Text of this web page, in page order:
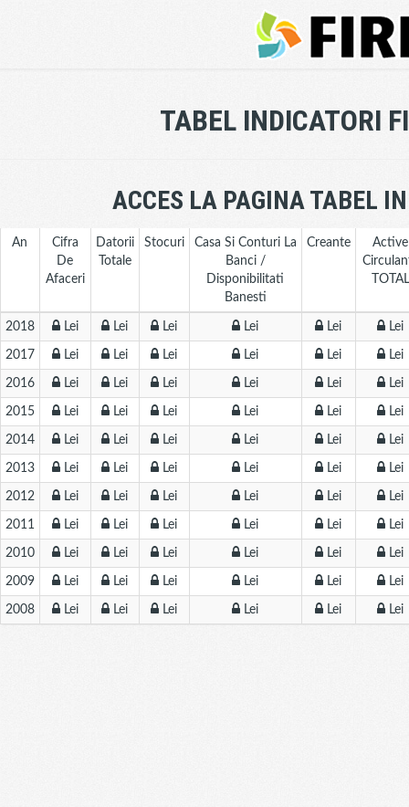
TABEL INDICATORI
ACCES LA PAGINA TABEL
An
Cifra
De
Afaceri
Datorii
Totale
Stocuri
Casa Si Conturi La
Banci /
Disponibilitati
Banesti
Creante
Active
TOTAL
2018 Lei Lei Lei Lei Lei Lei
2017 Lei Lei Lei Lei Lei Lei
2016 Lei Lei Lei Lei Lei Lei
2015 Lei Lei Lei Lei Lei Lei
2014 Lei Lei Lei Lei Lei Lei
2013 Lei Lei Lei Lei Lei Lei
2012 Lei Lei Lei Lei Lei Lei
2011 Lei Lei Lei Lei Lei Lei
2010 Lei Lei Lei Lei Lei Lei
2009 Lei Lei Lei Lei Lei Lei
2008 Lei Lei Lei Lei Lei Lei